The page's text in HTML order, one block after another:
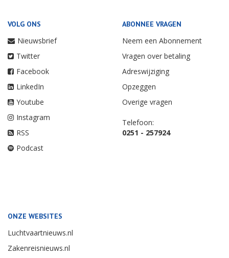
VOLG ONS
Nieuwsbrief
Twitter
Facebook
LinkedIn
Youtube
Instagram
RSS
Podcast
ABONNEE VRAGEN
Neem een Abonnement
Vragen over betaling
Adreswijziging
Opzeggen
Overige vragen
Telefoon:
0251 - 257924
ONZE WEBSITES
Luchtvaartnieuws.nl
Zakenreisnieuws.nl